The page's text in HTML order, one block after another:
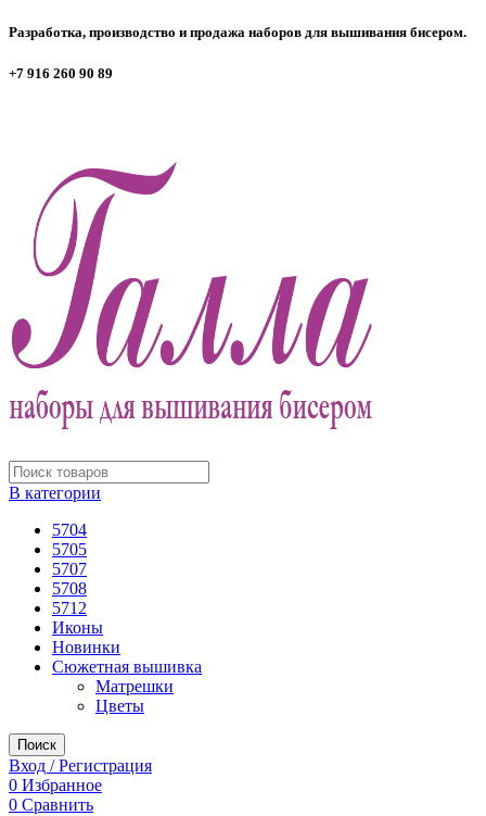
Разработка, производство и продажа наборов для вышивания бисером.
+7 916 260 90 89
В категории
5704
5705
5707
5708
5712
Иконы
Новинки
Сюжетная вышивка
Матрешки
Цветы
Поиск
Вход / Регистрация
0 Избранное
0 Сравнить